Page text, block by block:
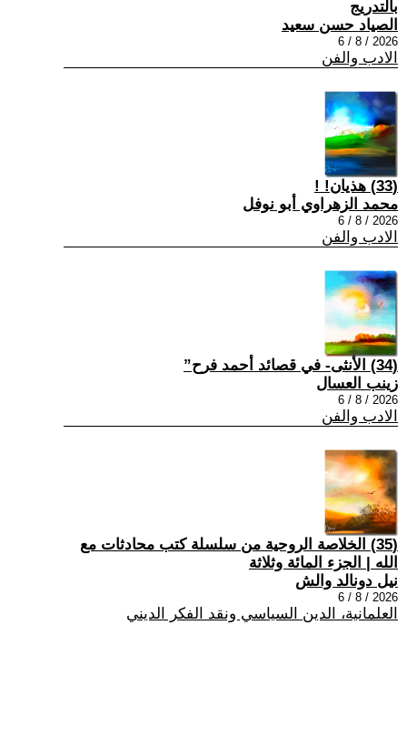
بالتدريج
الصياد حسن سعيد
2026 / 8 / 6
الادب والفن
(33) هذيان! !
محمد الزهراوي أبو نوفل
2026 / 8 / 6
الادب والفن
(34) الأنثى- في قصائد أحمد فرح”
زينب العسال
2026 / 8 / 6
الادب والفن
(35) الخلاصة الروحية من سلسلة كتب محادثات مع
الله | الجزء المائة وثلاثة
نيل دونالد والش
2026 / 8 / 6
العلمانية، الدين السياسي ونقد الفكر الديني